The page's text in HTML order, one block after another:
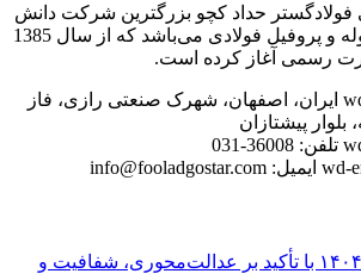
فولادگستر حداد کچو بزرگترین شرکت دانش
بنیان در زمینه تولید لوله و پروفیل فولادی می‌باشد که از سال 1385
رسمی آغاز کرده است.
ایران، اصفهان، شهرک صنعتی رازی، فاز
تلفن: 36008-031
ایمیل: info@fooladgostar.com